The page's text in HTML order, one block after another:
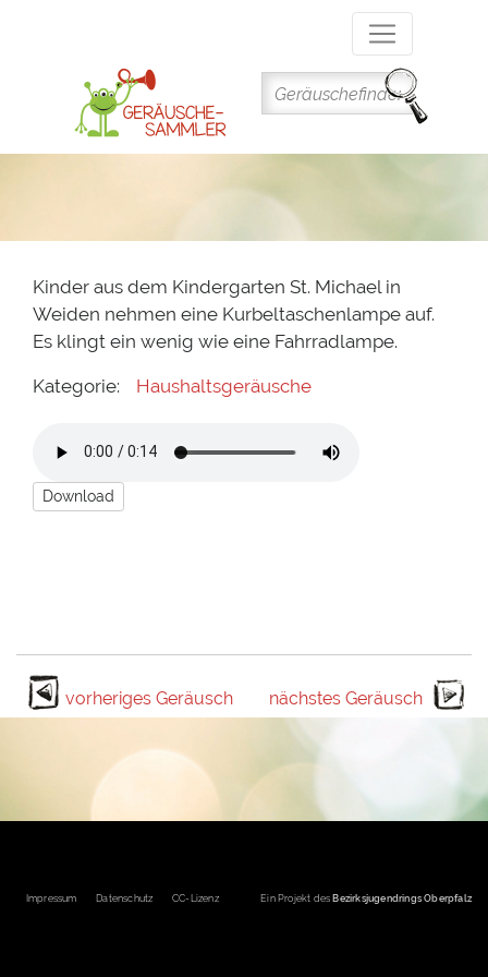
Inhalt
Kinder aus dem Kindergarten St. Michael in
Weiden nehmen eine Kurbeltaschenlampe auf.
Es klingt ein wenig wie eine Fahrradlampe.
Kategorie: Haushaltsgeräusche
Download
vorheriges Geräusch nächstes Geräusch
Impressum Datenschutz CC-Lizenz Ein Projekt des Bezirksjugendrings Oberpfalz